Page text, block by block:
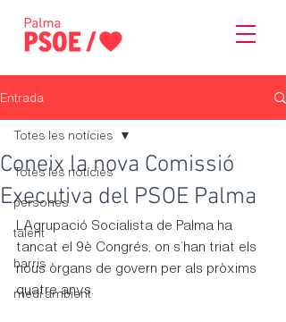
Entrada
Totes les notícies
persones
talent
barris
medi ambient
Totes les notícies
Coneix la nova Comissió
Executiva del PSOE Palma
LAgrupació Socialista de Palma ha
tancat el 9è Congrés, on s’han triat els
nous òrgans de govern per als pròxims
quatre anys.